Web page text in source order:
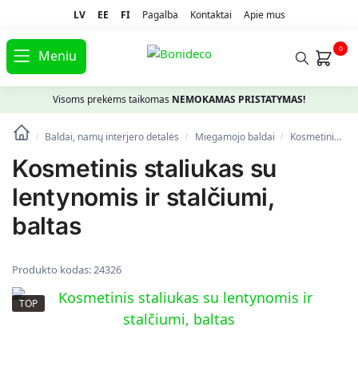
LV EE FI Pagalba Kontaktai Apie mus
Meniu 0
Visoms prekėms taikomas NEMOKAMAS PRISTATYMAS!
/ Baldai, namų interjero detalės / Miegamojo baldai / Kosmetiniai staliukai
Kosmetinis staliukas su
lentynomis ir stalčiumi,
baltas
Produkto kodas:24326
TOP